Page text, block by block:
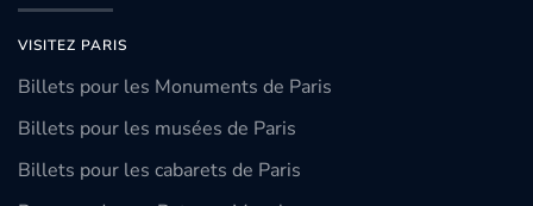
VISITEZ PARIS
Billets pour les Monuments de Paris
Billets pour les musées de Paris
Billets pour les cabarets de Paris